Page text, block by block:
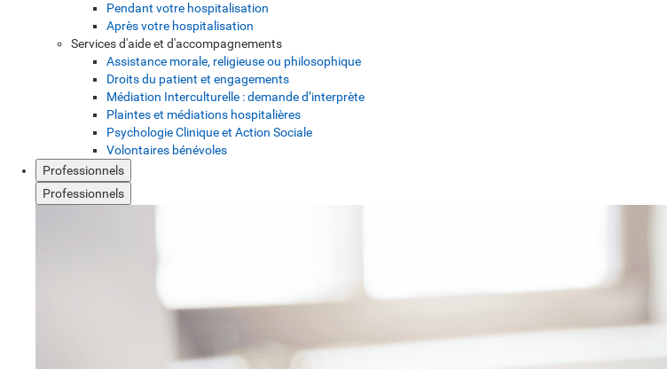
Pendant votre hospitalisation
Après votre hospitalisation
Services d'aide et d'accompagnements
Assistance morale, religieuse ou philosophique
Droits du patient et engagements
Médiation Interculturelle : demande d’interprète
Plaintes et médiations hospitalières
Psychologie Clinique et Action Sociale
Volontaires bénévoles
Professionnels
Professionnels